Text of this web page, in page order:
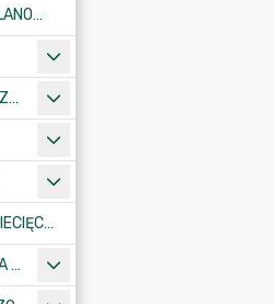
FORMULARZ PISMA DOT. AKTU PLANOWANIA PRZESTRZENNEGO
FORMULARZ ZGŁOSZENIA IMPREZY SPORTOWO-REKREACYJNEJ, ARTYSTYCZNEJ LUB ROZRYWKOWEJ
REJESTR ŻŁOBKÓW I KLUBÓW DZIECIĘCYCH
WNIOSEK O WYDANIE ZEZWOLENIA NA ZAJĘCIE PASA DROGOWEGO